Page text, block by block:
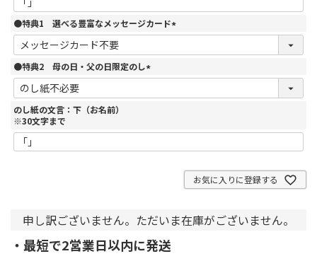
●特典1 選べる豊富なメッセージカード
(
●特典2 母の日・父の日限定のし
(
のし紙の文言：下（お名前）
※30文字まで
お気に入りに登録する
申し訳ございません。ただいま在庫がございません。
・最短で2営業日以内に発送